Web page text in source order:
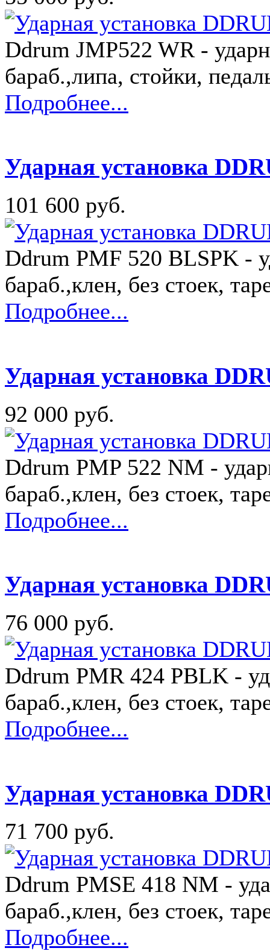
Ddrum JMP522 WR -
бараб.,липа, стойки,
Подробнее...
Ударная установка
101 600 руб.
Ddrum PMF 520 BLSPK -
бараб.,клен, без стоек,
Подробнее...
Ударная установка
92 000 руб.
Ddrum PMP 522 NM -
бараб.,клен, без стоек,
Подробнее...
Ударная установка
76 000 руб.
Ddrum PMR 424 PBLK -
бараб.,клен, без стоек,
Подробнее...
Ударная установка
71 700 руб.
Ddrum PMSE 418 NM -
бараб.,клен, без стоек,
Подробнее...